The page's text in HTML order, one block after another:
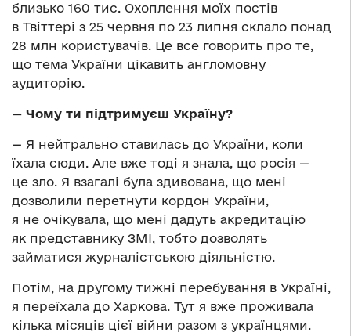
близько 160 тис. Охоплення моїх постів
в Твіттері з 25 червня по 23 липня склало понад
28 млн користувачів. Це все говорить про те,
що тема України цікавить англомовну
аудиторію.
— Чому ти підтримуєш Україну?
— Я нейтрально ставилась до України, коли
їхала сюди. Але вже тоді я знала, що росія —
це зло. Я взагалі була здивована, що мені
дозволили перетнути кордон України,
я не очікувала, що мені дадуть акредитацію
як представнику ЗМІ, тобто дозволять
займатися журналістською діяльністю.
Потім, на другому тижні перебування в Україні,
я переїхала до Харкова. Тут я вже проживала
кілька місяців цієї війни разом з українцями.